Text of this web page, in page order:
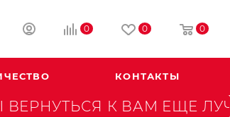
0 0 0
КОНТАКТЫ
К ВАМ ЕЩЕ